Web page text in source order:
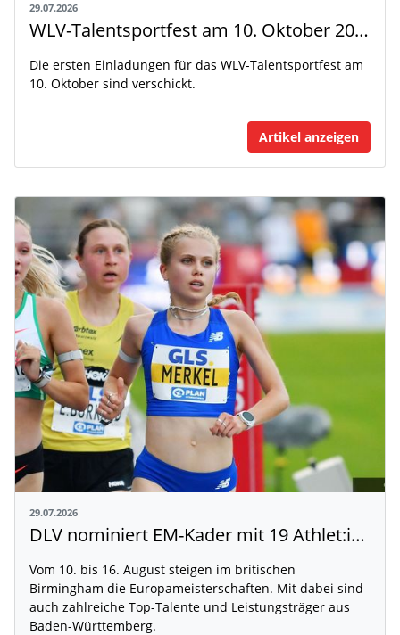
29.07.2026
WLV-Talentsportfest am 10. Oktober 2026
Die ersten Einladungen für das WLV-Talentsportfest am
10. Oktober sind verschickt.
Artikel anzeigen
29.07.2026
DLV nominiert EM-Kader mit 19 Athlet:innen aus Baden-Württemberg
Vom 10. bis 16. August steigen im britischen
Birmingham die Europameisterschaften. Mit dabei sind
auch zahlreiche Top-Talente und Leistungsträger aus
Baden-Württemberg.